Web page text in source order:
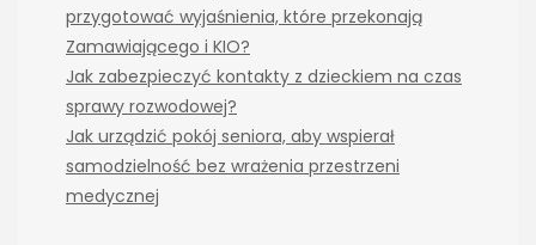
przygotować wyjaśnienia, które przekonają
Zamawiającego i KIO?
Jak zabezpieczyć kontakty z dzieckiem na czas
sprawy rozwodowej?
Jak urządzić pokój seniora, aby wspierał
samodzielność bez wrażenia przestrzeni
medycznej